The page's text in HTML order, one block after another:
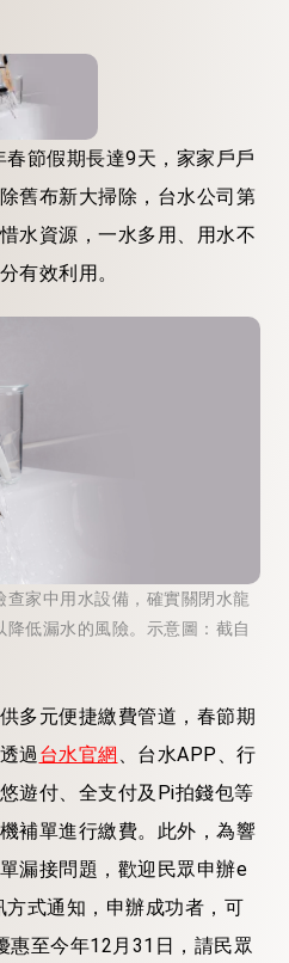
節假期長達9天，家家戶戶
舊布新大掃除，台水公司第
水資源，一水多用、用水不
有效利用。
家中用水設備，確實關閉水龍
低漏水的風險。示意圖：截自
多元便捷繳費管道，春節期
過 台水官網 、台水APP、行
遊付、全支付及Pi拍錢包等
補單進行繳費。此外，為響
漏接問題，歡迎民眾申辦e
式通知，申辦成功者，可
惠至今年12月31日，請民眾